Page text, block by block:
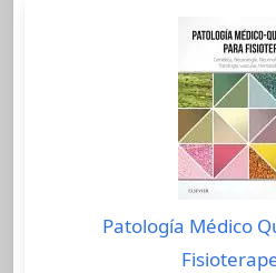
Patología Médico